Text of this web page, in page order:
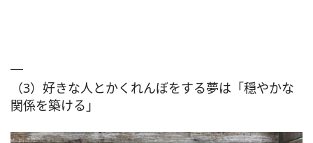
（3）好きな人とかくれんぼをする夢は「穏やかな
関係を築ける」